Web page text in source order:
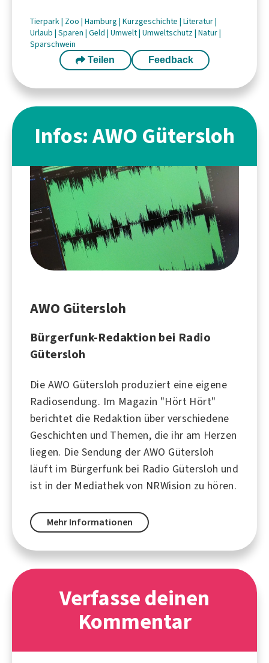
Tierpark| Zoo | Hamburg | Kurzgeschichte | Literatur|
Urlaub | Sparen | Geld | Umwelt| Umweltschutz| Natur|
Sparschwein
Teilen Feedback
Infos: AWO Gütersloh
AWO Gütersloh
Bürgerfunk-Redaktion bei Radio
Gütersloh
Die AWO Gütersloh produziert eine eigene
Radiosendung. Im Magazin "Hört Hört"
berichtet die Redaktion über verschiedene
Geschichten und Themen, die ihr am Herzen
liegen. Die Sendung der AWO Gütersloh
läuft im Bürgerfunk bei Radio Gütersloh und
ist in der Mediathek von NRWision zu hören.
Mehr Informationen
Verfasse deinen
Kommentar